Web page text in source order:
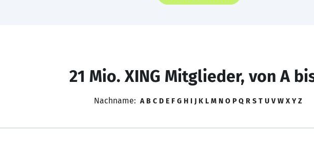
21 Mio. XING Mitglieder, von A
Nachname: A B C D E F G H I J K L M N O P Q R S T U V W X Y Z